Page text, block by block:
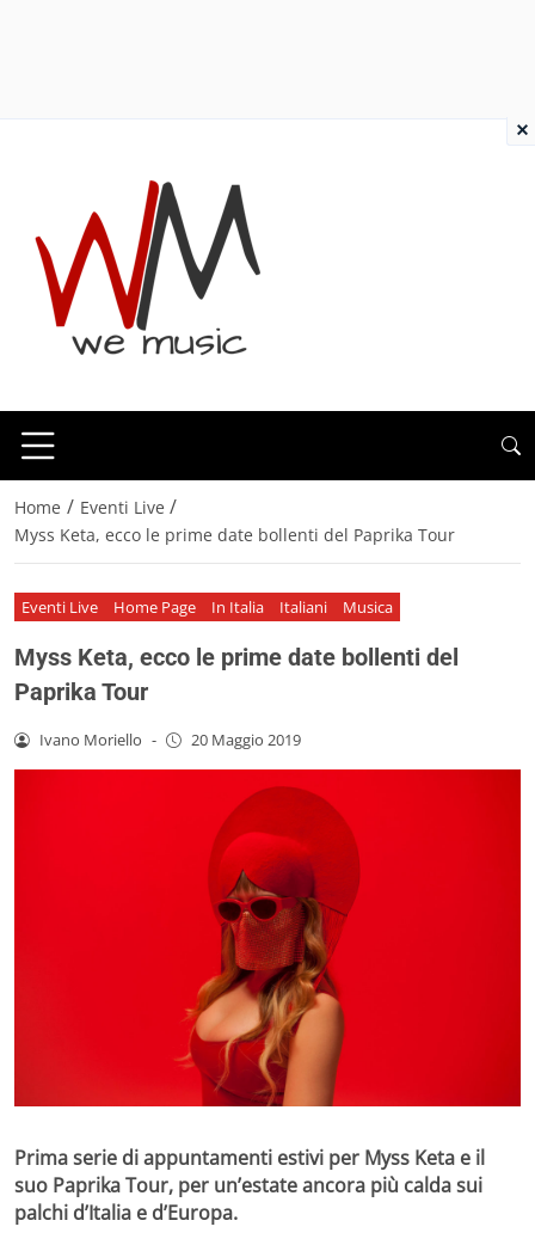
Home / Eventi Live /
Myss Keta, ecco le prime date bollenti del Paprika Tour
Eventi Live Home Page In Italia Italiani Musica
Myss Keta, ecco le prime date bollenti del
Paprika Tour
Ivano Moriello - 20 Maggio 2019
Prima serie di appuntamenti estivi per Myss Keta e il
suo Paprika Tour, per un’estate ancora più calda sui
palchi d’Italia e d’Europa.
×